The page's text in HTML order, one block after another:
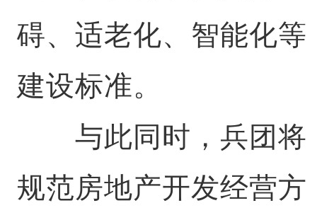
碍、适老化、智能化等
建设标准。
与此同时，兵团将
规范房地产开发经营方